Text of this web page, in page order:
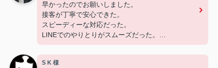
早かったのでお願いしました。
接客が丁寧で安心できた。
スピーディーな対応だった。
LINEでのやりとりがスムーズだった。
分からないことも聞きやすかった。
S K 様